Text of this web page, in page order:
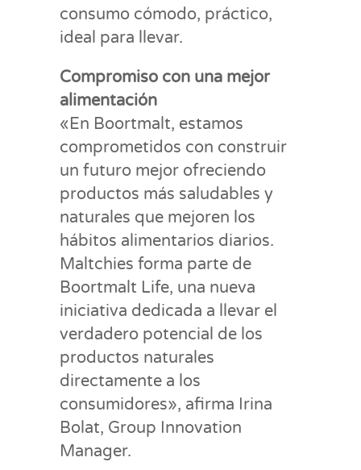
consumo cómodo, práctico,
ideal para llevar.
Compromiso con una mejor
alimentación
«En Boortmalt, estamos
comprometidos con construir
un futuro mejor ofreciendo
productos más saludables y
naturales que mejoren los
hábitos alimentarios diarios.
Maltchies forma parte de
Boortmalt Life, una nueva
iniciativa dedicada a llevar el
verdadero potencial de los
productos naturales
directamente a los
consumidores», afirma Irina
Bolat, Group Innovation
Manager.